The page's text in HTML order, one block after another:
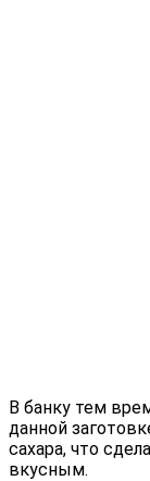
В банку тем
данной
сахара, что
вкусным.